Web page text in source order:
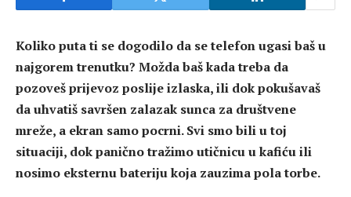
Koliko puta ti se dogodilo da se telefon ugasi baš u
najgorem trenutku? Možda baš kada treba da
pozoveš prijevoz poslije izlaska, ili dok pokušavaš
da uhvatiš savršen zalazak sunca za društvene
mreže, a ekran samo pocrni. Svi smo bili u toj
situaciji, dok panično tražimo utičnicu u kafiću ili
nosimo eksternu bateriju koja zauzima pola torbe.